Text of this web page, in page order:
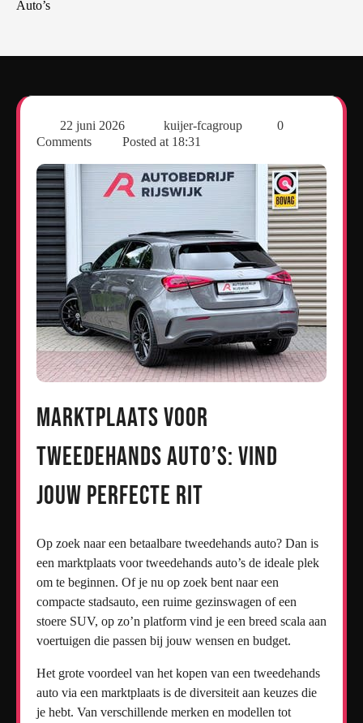
Auto’s
22 juni 2026 kuijer-fcagroup
0
Comments
Posted at 18:31
Marktplaats voor
Tweedehands Auto’s: Vind
Jouw Perfecte Rit
Op zoek naar een betaalbare tweedehands auto? Dan is
een marktplaats voor tweedehands auto’s de ideale plek
om te beginnen. Of je nu op zoek bent naar een
compacte stadsauto, een ruime gezinswagen of een
stoere SUV, op zo’n platform vind je een breed scala aan
voertuigen die passen bij jouw wensen en budget.
Het grote voordeel van het kopen van een tweedehands
auto via een marktplaats is de diversiteit aan keuzes die
je hebt. Van verschillende merken en modellen tot